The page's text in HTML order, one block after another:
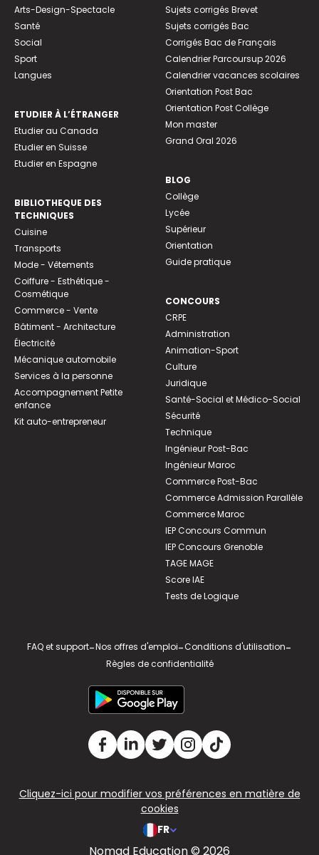
Arts-Design-Spectacle
Santé
Social
Sport
Langues
ETUDIER À L’ÉTRANGER
Etudier au Canada
Etudier en Suisse
Etudier en Espagne
BIBLIOTHEQUE DES
TECHNIQUES
Cuisine
Transports
Mode - Vêtements
Coiffure - Esthétique -
Cosmétique
Commerce - Vente
Bâtiment - Architecture
Électricité
Mécanique automobile
Services à la personne
Accompagnement Petite
enfance
Kit auto-entrepreneur
Sujets corrigés Brevet
Sujets corrigés Bac
Corrigés Bac de Français
Calendrier Parcoursup 2026
Calendrier vacances scolaires
Orientation Post Bac
Orientation Post Collège
Mon master
Grand Oral 2026
BLOG
Collège
Lycée
Supérieur
Orientation
Guide pratique
CONCOURS
CRPE
Administration
Animation-Sport
Culture
Juridique
Santé-Social et Médico-Social
Sécurité
Technique
Ingénieur Post-Bac
Ingénieur Maroc
Commerce Post-Bac
Commerce Admission Parallèle
Commerce Maroc
IEP Concours Commun
IEP Concours Grenoble
TAGE MAGE
Score IAE
Tests de Logique
FAQ et support-Nos offres d'emploi-Conditions d'utilisation-
Règles de confidentialité
Cliquez-ici pour modifier vos préférences en matière de
cookies
FR
Nomad Education © 2026